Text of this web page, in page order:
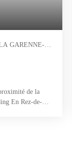
GARENNE-
de la
En Rez-de-